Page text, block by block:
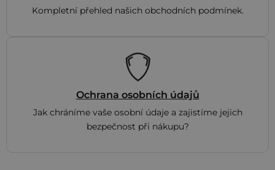
Kompletní přehled našich obchodních podmínek.
Ochrana osobních údajů
Jak chráníme vaše osobní údaje a zajistíme jejich
bezpečnost při nákupu?